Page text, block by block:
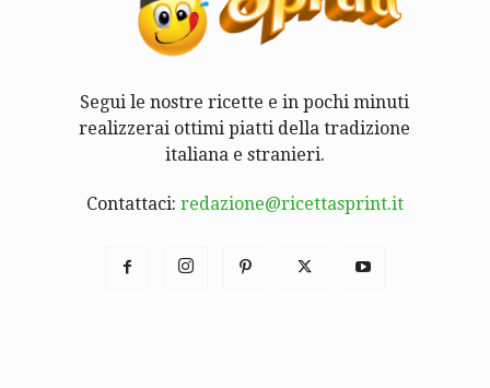
Segui le nostre ricette e in pochi minuti
realizzerai ottimi piatti della tradizione
italiana e stranieri.
Contattaci: redazione@ricettasprint.it